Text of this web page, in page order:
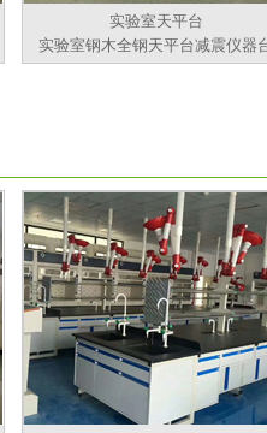
实验室天平台
实验室钢木全钢天平台减震仪器